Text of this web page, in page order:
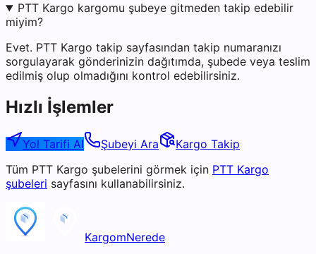
PTT Kargo kargomu şubeye gitmeden takip edebilir
miyim?
Evet. PTT Kargo takip sayfasından takip numaranızı
sorgulayarak gönderinizin dağıtımda, şubede veya teslim
edilmiş olup olmadığını kontrol edebilirsiniz.
Hızlı İşlemler
Yol Tarifi Al Şubeyi Ara
Kargo Takip
Tüm PTT Kargo şubelerini görmek için PTT Kargo
şubeleri sayfasını kullanabilirsiniz.
KargomNerede